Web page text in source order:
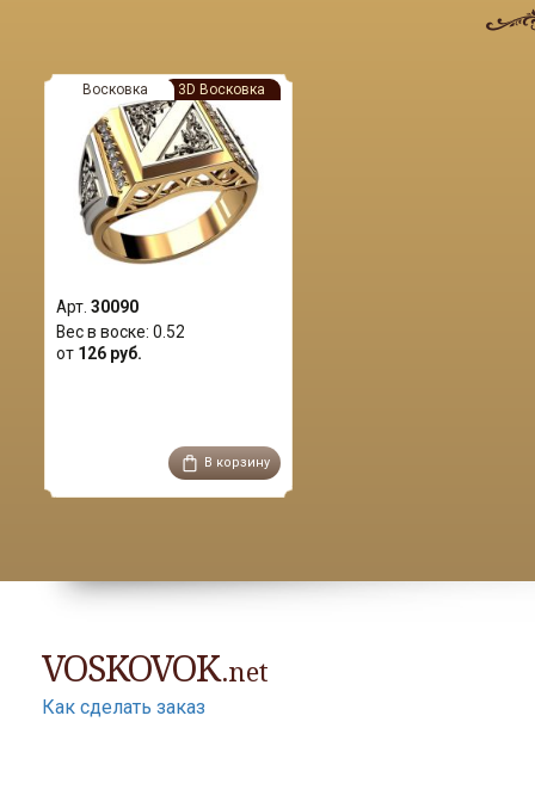
Восковка 3D Восковка
Арт. 30090
Вес в воске: 0.52
от 126 руб.
В корзину
VOSKOVOK.net
Как сделать заказ